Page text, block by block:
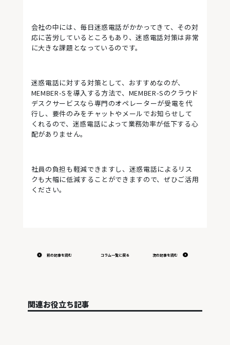
会社の中には、毎日迷惑電話がかかってきて、その対
応に苦労しているところもあり、迷惑電話対策は非常
に大きな課題となっているのです。
迷惑電話に対する対策として、おすすめなのが、
MEMBER-Sを導入する方法で、MEMBER-Sのクラウド
デスクサービスなら専門のオペレーターが受電を代
行し、要件のみをチャットやメールでお知らせして
くれるので、迷惑電話によって業務効率が低下する心
配がありません。
社員の負担も軽減できますし、迷惑電話によるリス
クも大幅に低減することができますので、ぜひご活用
ください。
前の記事を読む コラム一覧に戻る 次の記事を読む
関連お役立ち記事